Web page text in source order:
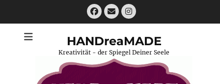
Facebook
E-
Mail
Instagram
HANDreaMADE
Kreativität - der Spiegel Deiner Seele